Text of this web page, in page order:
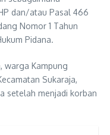
dan/atau Pasal 466
Nomor 1 Tahun
Pidana.
warga Kampung
Sukaraja,
setelah menjadi korban